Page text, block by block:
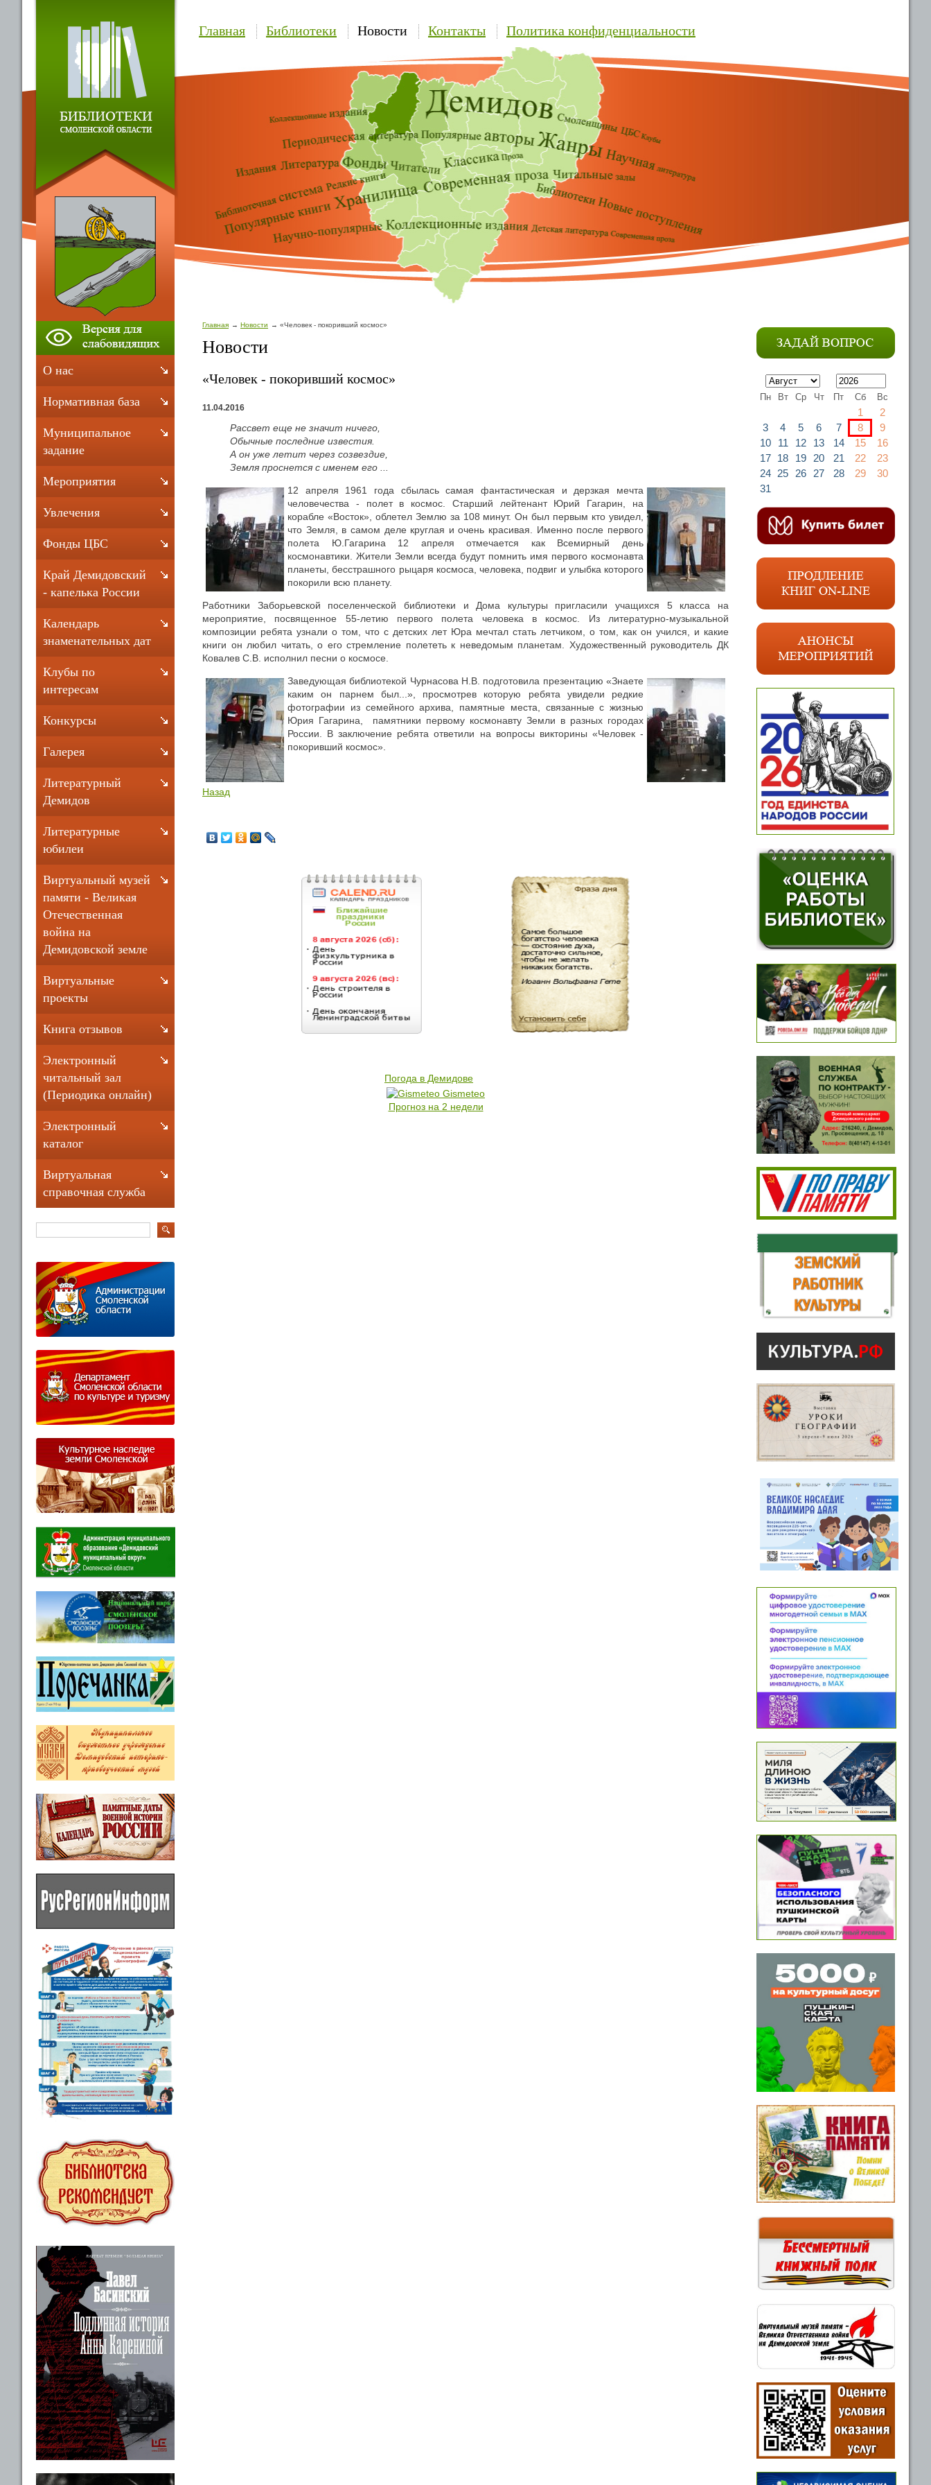
Главная Библиотеки Новости Контакты Политика конфиденциальности
Главная Новости «Человек - покоривший космос»
Новости
«Человек - покоривший космос»
11.04.2016
Рассвет еще не значит ничего,
Обычные последние известия.
А он уже летит через созвездие,
Земля проснется с именем его ...
12 апреля 1961 года сбылась самая фантастическая и дерзкая мечта
человечества - полет в космос. Старший лейтенант Юрий Гагарин, на
корабле «Восток», облетел Землю за 108 минут. Он был первым кто увидел,
что Земля, в самом деле круглая и очень красивая. Именно после первого
полета Ю.Гагарина 12 апреля отмечается как Всемирный день
космонавтики. Жители Земли всегда будут помнить имя первого космонавта
планеты, бесстрашного рыцаря космоса, человека, подвиг и улыбка которого
покорили всю планету.
Работники Заборьевской поселенческой библиотеки и Дома культуры пригласили учащихся 5 класса на
мероприятие, посвященное 55-летию первого полета человека в космос. Из литературно-музыкальной
композиции ребята узнали о том, что с детских лет Юра мечтал стать летчиком, о том, как он учился, и какие
книги он любил читать, о его стремление полететь к неведомым планетам. Художественный руководитель ДК
Ковалев С.В. исполнил песни о космосе.
Заведующая библиотекой Чурнасова Н.В. подготовила презентацию «Знаете
каким он парнем был...», просмотрев которую ребята увидели редкие
фотографии из семейного архива, памятные места, связанные с жизнью
Юрия Гагарина, памятники первому космонавту Земли в разных городах
России. В заключение ребята ответили на вопросы викторины «Человек -
покоривший космос».
Назад
Погода в Демидове
Gismeteo
Прогноз на 2 недели
О нас
Нормативная база
Муниципальное
задание
Мероприятия
Увлечения
Фонды ЦБС
Край Демидовский
- капелька России
Календарь
знаменательных дат
Клубы по
интересам
Конкурсы
Галерея
Литературный
Демидов
Литературные
юбилеи
Виртуальный музей
памяти - Великая
Отечественная
война на
Демидовской земле
Виртуальные
проекты
Книга отзывов
Электронный
читальный зал
(Периодика онлайн)
Электронный
каталог
Виртуальная
справочная служба
Пн Вт Ср Чт Пт Сб Вс
1
2
3
4 5 6 7 8
9
10
11 12 13 14 15
16
17 18 19 20 21 22
23
24 25 26 27 28 29
30
31